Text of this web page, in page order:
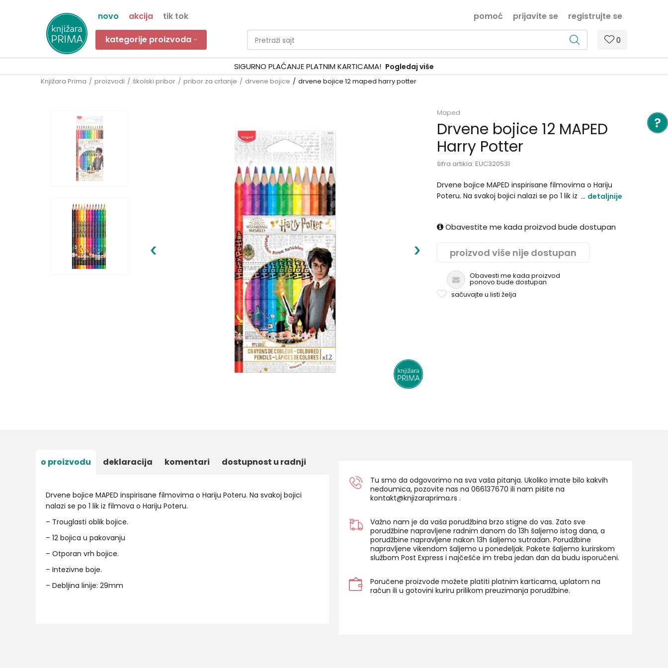
novo akcija tik tok prijavite se registrujte se
pomoć
kategorije proizvoda 0
Pretraži sajt
SIGURNO PLAĆANJE PLATNIM KARTICAMA! Pogledaj više
Knjižara Prima proizvodi školski pribor pribor za crtanje drvene bojice drvene bojice 12 maped harry potter
Maped
Drvene bojice 12 MAPED
Harry Potter
šifra artikla: EUC320531
Drvene bojice MAPED inspirisane filmovima o Hariju
Poteru. Na svakoj bojici nalazi se po 1 lik iz filmova o
detaljnije
Obavestite me kada proizvod bude dostupan
proizvod više nije dostupan
Obavesti me kada proizvod
ponovo bude dostupan
sačuvajte u listi želja
o proizvodu deklaracija komentari dostupnost u radnji
Drvene bojice MAPED inspirisane filmovima o Hariju Poteru. Na svakoj bojici
nalazi se po 1 lik iz filmova o Hariju Poteru.
– Trouglasti oblik bojice.
– 12 bojica u pakovanju
– Otporan vrh bojice.
– Intezivne boje.
– Debljina linije: 29mm
Tu smo da odgovorimo na sva vaša pitanja. Ukoliko imate bilo kakvih
nedoumica, pozovite nas na 066137670 ili nam pišite na
kontakt@knjizaraprima.rs .
Važno nam je da vaša porudžbina brzo stigne do vas. Zato sve
porudžbine napravljene radnim danom do 13h šaljemo istog dana, a
porudžbine napravljene nakon 13h šaljemo sutradan. Porudžbine
napravljene vikendom šaljemo u ponedeljak. Pakete šaljemo kurirskom
službom Post Express i najčešće im treba jedan dan da budu isporučeni.
Poručene proizvode možete platiti platnim karticama, uplatom na
račun ili u gotovini kuriru prilikom preuzimanja porudžbine.